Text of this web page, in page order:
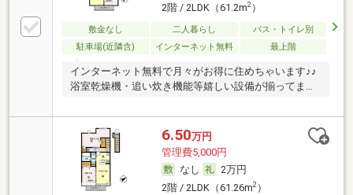
2階 / 2LDK（61.2m2）
敷金なし 二人暮らし
バス・トイレ別
駐車場(近隣含)
インターネット無料 最上階
インターネット無料で月々がお得に住めちゃいます♪♪
浴室乾燥機・追い炊き機能等嬉しい設備が揃ってま
6.50万円
管理費5,000円
なし
2万円
2階 / 2LDK（61.26m2）